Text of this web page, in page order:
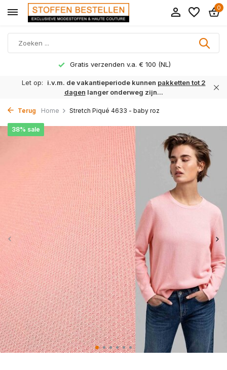
0
Gratis verzenden v.a. € 100 (NL)
Let op: i.v.m. de vakantieperiode kunnen pakketten tot 2
dagen langer onderweg zijn...
Terug Home Stretch Piqué 4633 - baby roz
38% sale